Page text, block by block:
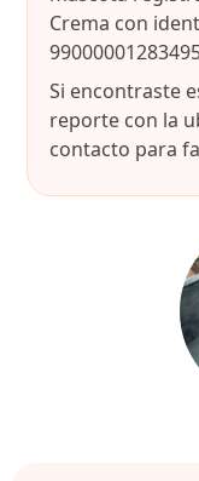
Crema con
Si encontraste
reporte con la
contacto para